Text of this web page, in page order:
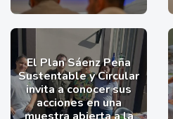
El Plan Sáenz Peña
Sustentable y Circular
invita a conocer sus
acciones en una